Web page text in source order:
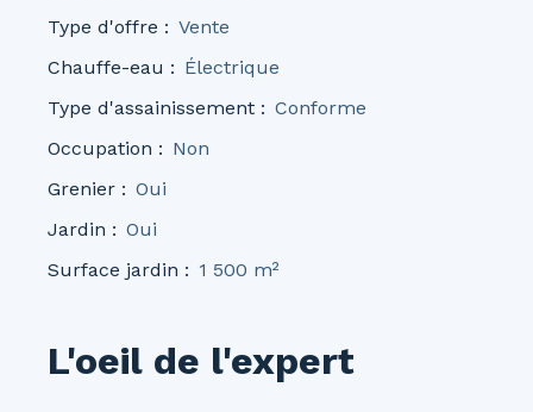
Type d'offre : Vente
Chauffe-eau : Électrique
Type d'assainissement : Conforme
Occupation : Non
Grenier : Oui
Jardin : Oui
Surface jardin : 1 500 m²
L'oeil de l'expert